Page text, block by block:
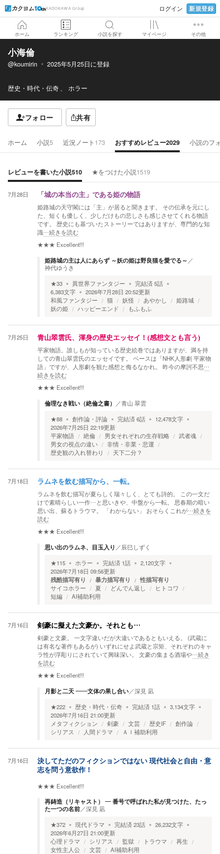
KADOKAWA Group ログイン 新規登録
ホーム ランキング 小説を探す マイページ その他
小海倫
@koumirin 2025年5月25日に登録
歴史・時代・伝奇 ホラー
フォロー 共有
ホーム 小説5 近況ノート 173 おすすめレビュー2029 小説のフ
レビューを書いた小説510 ★をつけた小説1519
7月28日 「城の本当の主」である姫の物語
姫路城の天守閣には「主」が居ると聞きます。 その伝承を元にし
た、短くも優しく、少しだけもの悲しさも感じさせてくれる物語
です。 歴史にも基づいたストーリーではありますが、専門的な知
識…続きを読む
★★★ Excellent!!!
姫路城の主は人にあらず ～妖の姫は野良猫を愛でる～ ／
神代ゆうき
★33 異世界ファンタジー 完結済5話
6,383文字 2026年7月28日 20:52更新
和風ファンタジー
猫 妖怪 あやかし
姫路城
妖の姫
ハッピーエンド もふもふ
7月25日 青山翠雲氏、渾身の歴史エッセイ！(感想文とも言う)
平家物語。誰しもが知っている歴史絵巻ではありますが、満を持
しての青山翠雲氏のエッセイです。 ベースは「NHK人形劇 平家物
語」ですが、人形劇を観た感想と侮るなかれ。 昨今の摩訶不思…
続きを読む
★★★ Excellent!!!
倫理なき戦い（絶倫之書） ／青山 翠雲
★88 創作論・評論 完結済6話 12,478文字
2026年7月25日 22:19更新
平家物語
絶倫 男女それぞれの生存戦略
武者魂
男女の視点の違い
非情・非業・悲運
歴史観の入れ替わり
天下二分？
7月18日 ラムネを飲む描写から、一転。
ラムネを飲む描写が夏らしく瑞々しく、とても詩的。 この一文だ
けで素晴らしい一作…と思いきや、中盤から一転。 思春期の暗い
思い出、蘇るトラウマ。 「わからない」 おそらくこれが…続きを
読む
★★★ Excellent!!!
思い出のラムネ、目玉入り ／辰巳しずく
★115 ホラー 完結済 1話 2,120文字
2026年7月18日 09:56更新
残酷描写有り 暴力描写有り 性描写有り
サイコホラー 夏 どんでん返し
ヒトコワ
短編
AI補助利用
7月16日 剣豪に擬えた文豪か。それとも…
剣豪と文豪。 一文字違いだが大違いであるともいえる。 (武蔵に
は有名な著作もあるが) いずれにせよ武蔵と宗矩、それぞれのキャ
ラ性が浮彫りにされていて興味深い。 文豪の集まる酒場や…続き
を読む
★★★ Excellent!!!
月影と二天 ――文体の果し合い／深見 凪
★222 歴史・時代・伝奇 完結済 1話 3,134文字
2026年7月16日 21:00更新
メタフィクション
剣豪 文芸 歴史IF
創作論
シリアス
人間ドラマ ＡＩ補助利用
7月16日
決してただのフィクションではない 現代社会と自由・意
志を問う意欲作！
★★★ Excellent!!!
再鋳造（リキャスト） ― 番号で呼ばれた私が見つけた、たっ
た一つの名前／深見 凪
★372 現代ドラマ 完結済23話 26,232文字
2026年6月27日 21:00更新
心理ドラマ
シリアス 監獄 トラウマ
再生
女性主人公
文芸 AI補助利用